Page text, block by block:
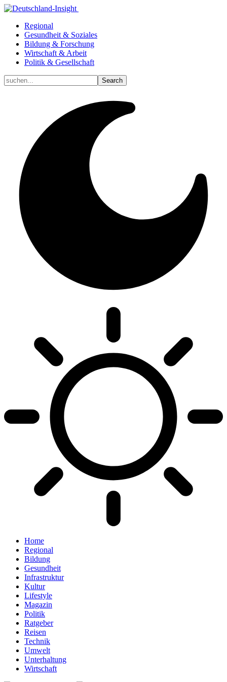
Regional
Gesundheit & Soziales
Bildung & Forschung
Wirtschaft & Arbeit
Politik & Gesellschaft
Home
Regional
Bildung
Gesundheit
Infrastruktur
Kultur
Lifestyle
Magazin
Politik
Ratgeber
Reisen
Technik
Umwelt
Unterhaltung
Wirtschaft